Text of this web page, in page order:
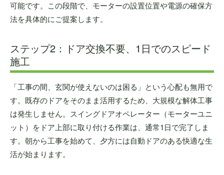
可能です。この段階で、モーターの設置位置や電源の確保方
法を具体的にご提案します。
ステップ2：ドア交換不要、1日でのスピード
施工
「工事の間、玄関が使えないのは困る」という心配も無用で
す。既存のドアをそのまま活用するため、大規模な解体工事
は発生しません。スイングドアオペレーター（モーターユニ
ット）をドア上部に取り付ける作業は、通常1日で完了しま
す。朝から工事を始めて、夕方には自動ドアのある快適な生
活が始まります。